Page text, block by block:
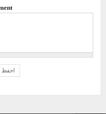
‏Comment ‏